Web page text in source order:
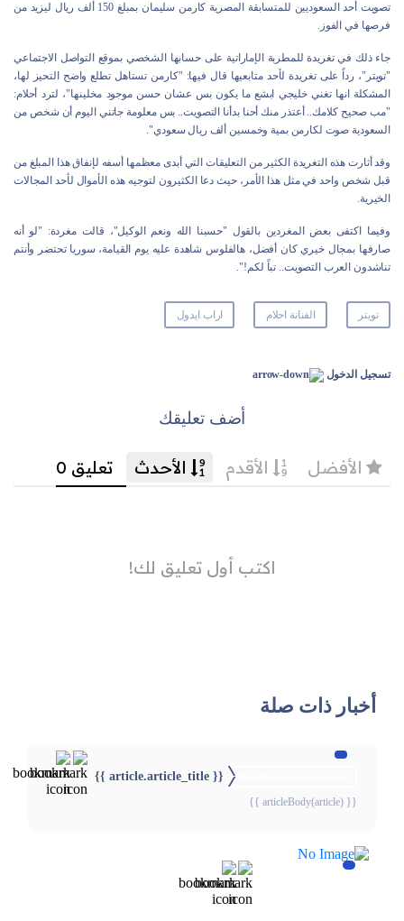
تصويت أحد السعوديين للمتسابقة المصرية كارمن سليمان بمبلغ 150 ألف ريال ليزيد من
فرصها في الفوز.
جاء ذلك في تغريدة للمطربة الإماراتية على حسابها الشخصي بموقع التواصل الاجتماعي
"تويتر"، رداً على تغريدة لأحد متابعيها قال فيها: "كارمن تستاهل تطلع واضح التحيز لها،
المشكلة انها تغني خليجي ابشع ما يكون بس عشان حسن موجود مخلينها"، لترد أحلام:
"مب صحيح كلامك.. أعتذر منك أحنا بدأنا التصويت.. بس معلومة جاتني اليوم أن شخص من
السعودية صوت لكارمن بمية وخمسين ألف ريال سعودي".
وقد أثارت هذه التغريدة الكثير من التعليقات التي أبدى معظمها أسفه لإنفاق هذا المبلغ من
قبل شخص واحد في مثل هذا الأمر، حيث دعا الكثيرون لتوجيه هذه الأموال لأحد المجالات
الخيرية.
وفيما اكتفى بعض المغردين بالقول "حسبنا الله ونعم الوكيل"، قالت مغردة: "لو أنه
صارفها بمجال خيري كان أفضل، هالفلوس شاهدة عليه يوم القيامة، سوريا تحتضر وأنتم
تناشدون العرب التصويت.. تباً لكم!".
تويتر الفنانة احلام اراب ايدول
تسجيل الدخول
أضف تعليقك
أخبار ذات صلة
{{ article.article_title }}
{{ articleBody(article) }}